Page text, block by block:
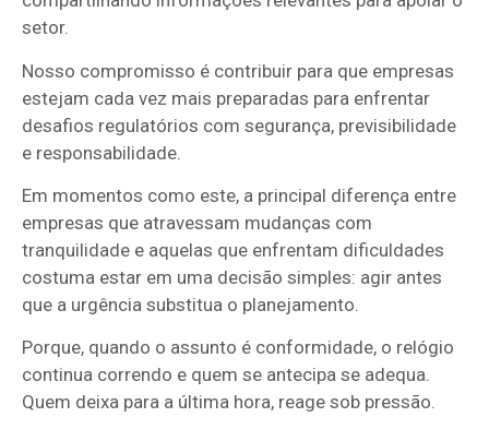
setor.
Nosso compromisso é contribuir para que empresas
estejam cada vez mais preparadas para enfrentar
desafios regulatórios com segurança, previsibilidade
e responsabilidade.
Em momentos como este, a principal diferença entre
empresas que atravessam mudanças com
tranquilidade e aquelas que enfrentam dificuldades
costuma estar em uma decisão simples: agir antes
que a urgência substitua o planejamento.
Porque, quando o assunto é conformidade, o relógio
continua correndo e quem se antecipa se adequa.
Quem deixa para a última hora, reage sob pressão.